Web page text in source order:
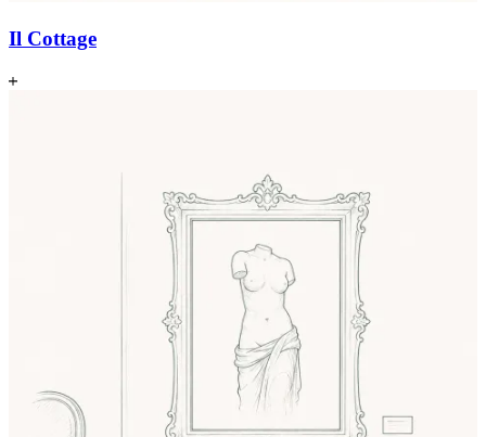
Il Cottage